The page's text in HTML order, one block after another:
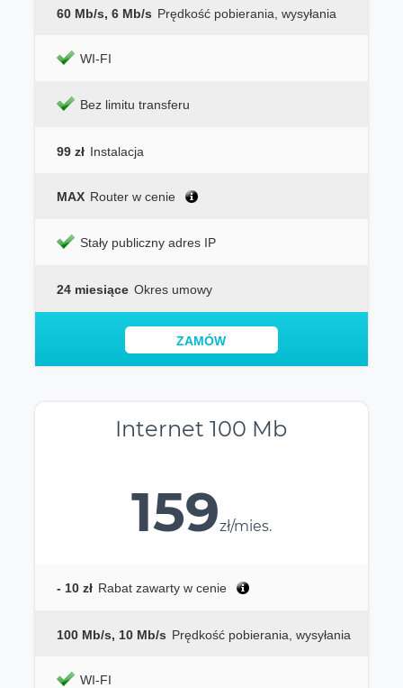
60 Mb/s, 6 Mb/s Prędkość pobierania, wysyłania
WI-FI
Bez limitu transferu
99 zł Instalacja
MAX Router w cenie
Stały publiczny adres IP
24 miesiące Okres umowy
ZAMÓW
Internet 100 Mb
159zł/mies.
- 10 zł Rabat zawarty w cenie
100 Mb/s, 10 Mb/s Prędkość pobierania, wysyłania
WI-FI